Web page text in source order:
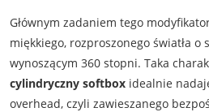
Głównym zadaniem tego
miękkiego, rozproszonego światła o
wynoszącym 360 stopni. Taka
cylindryczny softboxidealnie
overhead, czyli zawieszanego